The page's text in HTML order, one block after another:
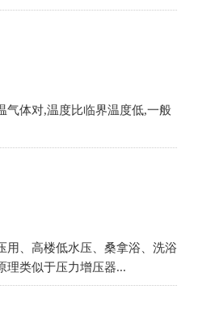
气体对,温度比临界温度低,一般
用、高楼低水压、桑拿浴、洗浴
理类似于压力增压器...